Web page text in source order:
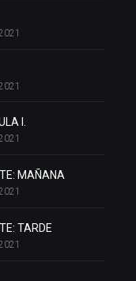
I.
MAÑANA
TARDE